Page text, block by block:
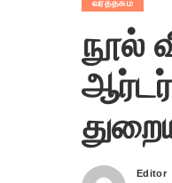
வர்த்தகம்
நூல்
Posted
Editor